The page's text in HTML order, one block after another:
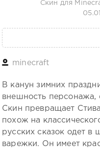
Скин для
minecraft
В канун зимних
внешность персонажа,
Скин превращает
похож на
русских сказок одет в
варежки. Он имеет